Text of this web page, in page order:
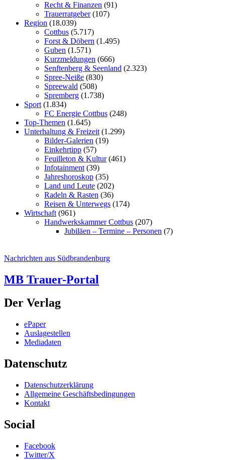
Recht & Finanzen (91)
Trauerratgeber(107)
Region (18.039)
Cottbus (5.717)
Forst & Döbern (1.495)
Guben (1.571)
Kurzmeldungen (666)
Senftenberg & Seenland (2.323)
Spree-Neiße (830)
Spreewald (508)
Spremberg (1.738)
Sport (1.834)
FC Energie Cottbus (248)
Top-Themen (1.645)
Unterhaltung & Freizeit (1.299)
Bilder-Galerien (19)
Einkehrtipp (57)
Feuilleton & Kultur(461)
Infotainment (39)
Jahreshoroskop (35)
Land und Leute (202)
Radeln & Rasten (36)
Reisen & Unterwegs (174)
Wirtschaft (961)
Handwerkskammer Cottbus (207)
Jubiläen – Termine – Personen (7)
Nachrichten aus Südbrandenburg
MB Trauer-Portal
Der Verlag
ePaper
Auslagestellen
Mediadaten
Datenschutz
Datenschutzerklärung
Allgemeine Geschäftsbedingungen
Kontakt
Social
Facebook
Twitter/X